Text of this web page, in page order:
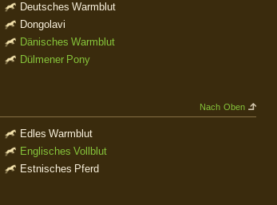
Deutsches Warmblut
Dongolavi
Dänisches Warmblut
Dülmener Pony
Nach Oben
Edles Warmblut
Englisches Vollblut
Estnisches Pferd